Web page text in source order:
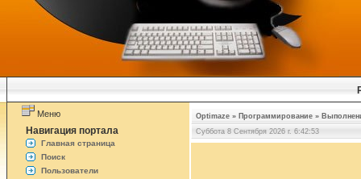
Меню
Навигация портала
Главная страница
Поиск
Пользователи
Optimaze » Программирование »
Суббота 8 Сентября 2026 г. 6:42:53